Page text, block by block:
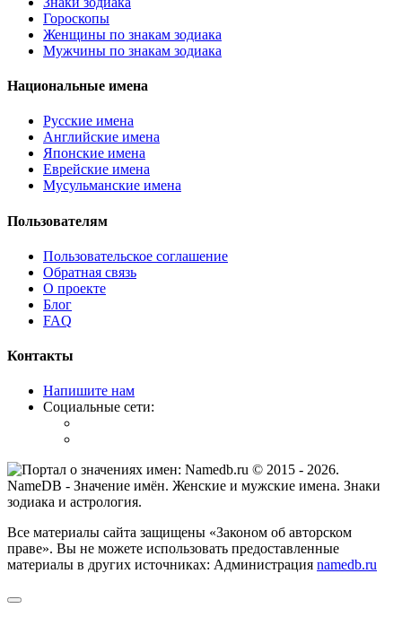
Гороскопы
Женщины по знакам зодиака
Мужчины по знакам зодиака
Национальные имена
Русские имена
Английские имена
Японские имена
Еврейские имена
Мусульманские имена
Пользователям
Пользовательское соглашение
Обратная связь
О проекте
Блог
FAQ
Контакты
Напишите нам
Социальные сети:
© 2015 - 2026.
NameDB - Значение имён. Женские и мужские имена. Знаки
зодиака и астрология.
Все материалы сайта защищены «Законом об авторском
праве». Вы не можете использовать предоставленные
материалы в других источниках: Администрация namedb.ru